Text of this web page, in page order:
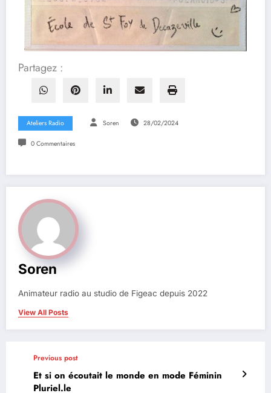
Partagez :
Ateliers Radio Soren 28/02/2024
0 Commentaires
Soren
Animateur radio au studio de Figeac depuis 2022
View All Posts
Previous post
Et si on écoutait le monde en mode Féminin
Pluriel.le